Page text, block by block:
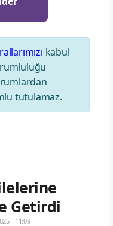
kabul
tutulamaz.
Getirdi
- 11:09